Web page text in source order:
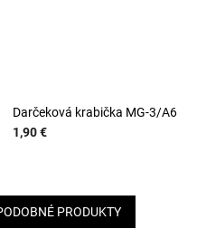
Darčeková krabička MG-3/A6
1,90 €
PRODUKTY